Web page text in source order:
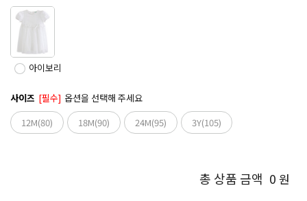
아이보리
사이즈 [필수] 옵션을 선택해 주세요
12M(80)
18M(90) 24M(95) 3Y(105)
총 상품 금액 0 원